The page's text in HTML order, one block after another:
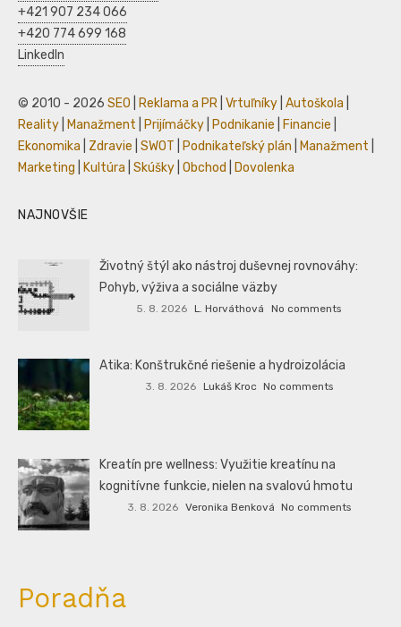
+421 907 234 066
+420 774 699 168
LinkedIn
© 2010 - 2026 SEO Reklama a PR Vrtuľníky Autoškola
Reality
Manažment Prijímáčky Podnikanie Financie
Ekonomika
Zdravie SWOT Podnikateľský plán Manažment
Marketing
Kultúra Skúšky Obchod Dovolenka
NAJNOVŠIE
Životný štýl ako nástroj duševnej rovnováhy:
Pohyb, výživa a sociálne väzby
5. 8. 2026 L. Horváthová No comments
Atika: Konštrukčné riešenie a hydroizolácia
3. 8. 2026 Lukáš Kroc No comments
Kreatín pre wellness: Využitie kreatínu na
kognitívne funkcie, nielen na svalovú hmotu
3. 8. 2026 Veronika Benková No comments
Poradňa